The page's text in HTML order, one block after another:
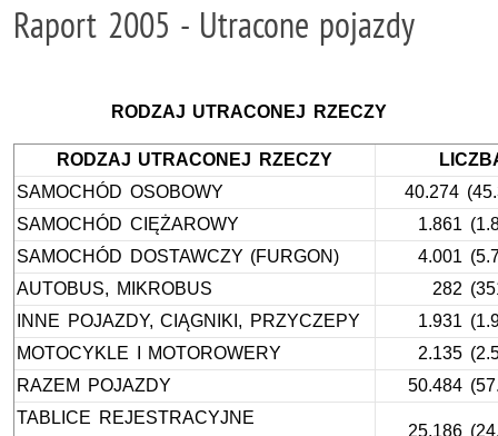
Raport 2005 - Utracone pojazdy
RODZAJ UTRACONEJ RZECZY
RODZAJ UTRACONEJ RZECZY
SAMOCHÓD OSOBOWY
40.274
SAMOCHÓD CIĘŻAROWY
1.861
SAMOCHÓD DOSTAWCZY (FURGON)
4.001
AUTOBUS, MIKROBUS
282
INNE POJAZDY, CIĄGNIKI, PRZYCZEPY
1.931
MOTOCYKLE I MOTOROWERY
2.135
RAZEM POJAZDY
50.484
TABLICE REJESTRACYJNE
25.186